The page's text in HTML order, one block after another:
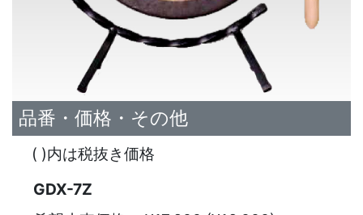
品番・価格・その他
( )内は税抜き価格
GDX-7Z